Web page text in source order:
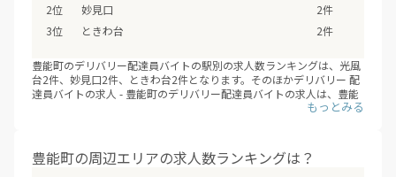
妙見口
2件
ときわ台
2件
豊能町のデリバリー配達員バイトの駅別の求人数ランキングは、光風
台2件、妙見口2件、ときわ台2件となります。そのほかデリバリー 配
達員バイトの求人 - 豊能町のデリバリー配達員バイトの求人は、豊能
町の全3駅で募集しています。（※デリバリーバイトNAVI調べ /2026
も先に、始まっていることも多いため、興味のあるエリアの配達員募
集の登録情報を小まめにチェックするオススメします。
豊能町の周辺エリアの求人数ランキングは？